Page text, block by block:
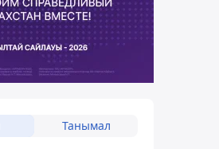
Танымал